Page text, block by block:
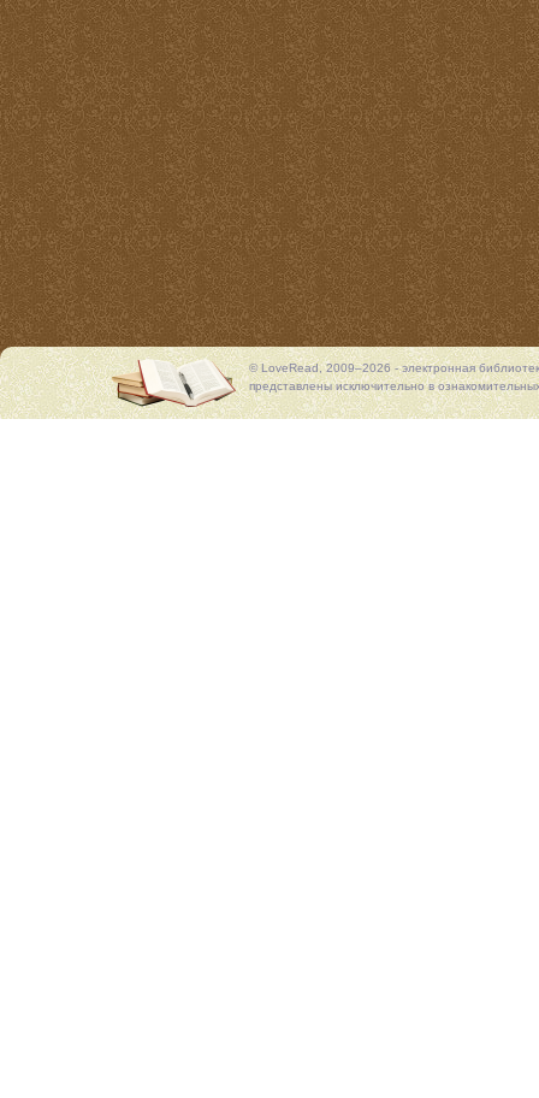
© LoveRead, 2009–2026 - электронная
представлены исключительно в